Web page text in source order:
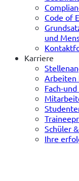
Code of
und
Karriere
Arbeiten
Fach-
Schüler
Ihre